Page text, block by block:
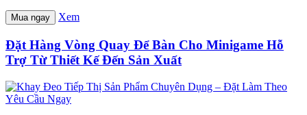
Mua ngay Xem
Đặt Hàng Vòng Quay Để Bàn Cho Minigame Hỗ
Trợ Từ Thiết Kế Đến Sản Xuất